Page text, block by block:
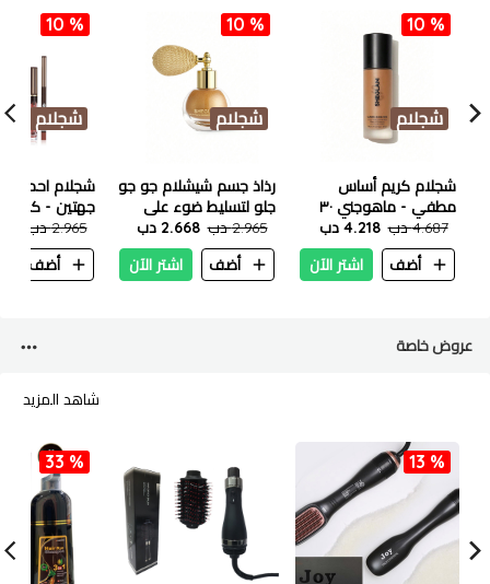
شجلام
10 %
شجلام كريم أساس
مطفي - ماهوجني ٣٠
مل
4.687 دب
4.218 دب
أضف
اشتر الآن
شجلام
10 %
رذاذ جسم شيشلام جو جو
جلو لتسليط ضوء على
جسم - ذهبي (توهج
مذهب) 10 جم
2.965 دب
2.668 دب
أضف
اشتر الآن
شجلام
10 %
شجلام احمر
جهتين -
2.965 دب
أضف
عروض خاصة
شاهد المزيد
13 %
33 %